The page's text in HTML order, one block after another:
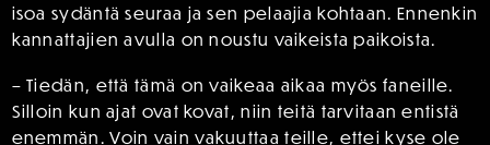
isoa sydäntä seuraa ja sen pelaajia kohtaan. Ennenkin
kannattajien avulla on noustu vaikeista paikoista.
– Tiedän, että tämä on vaikeaa aikaa myös faneille.
Silloin kun ajat ovat kovat, niin teitä tarvitaan entistä
enemmän. Voin vain vakuuttaa teille, ettei kyse ole